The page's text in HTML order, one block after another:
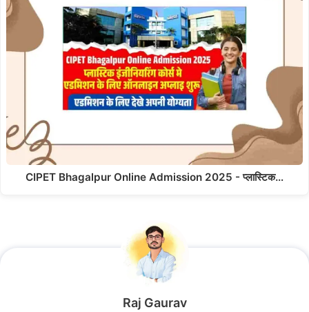
CIPET Bhagalpur Online Admission 2025 - प्लास्टिक…
Raj Gaurav